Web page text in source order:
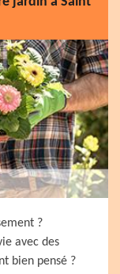
?
avec des
bien pensé ?